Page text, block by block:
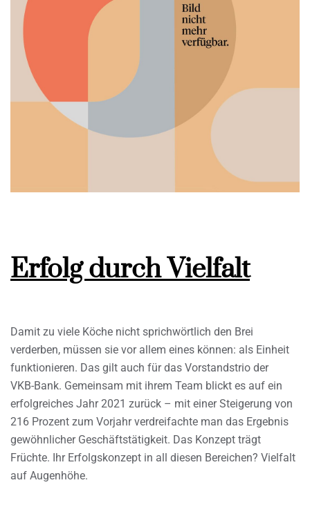
Erfolg durch Vielfalt
Damit zu viele Köche nicht sprichwörtlich den Brei
verderben, müssen sie vor allem eines können: als Einheit
funktionieren. Das gilt auch für das Vorstandstrio der
VKB-Bank. Gemeinsam mit ihrem Team blickt es auf ein
erfolgreiches Jahr 2021 zurück – mit einer Steigerung von
216 Prozent zum Vorjahr verdreifachte man das Ergebnis
gewöhnlicher Geschäftstätigkeit. Das Konzept trägt
Früchte. Ihr Erfolgskonzept in all diesen Bereichen? Vielfalt
auf Augenhöhe.